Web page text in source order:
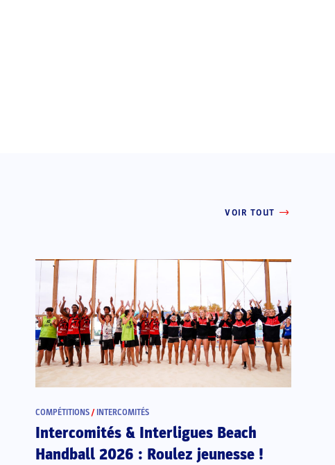
VOIR TOUT
COMPÉTITIONS / INTERCOMITÉS
Intercomités & Interligues Beach
Handball 2026 : Roulez jeunesse !